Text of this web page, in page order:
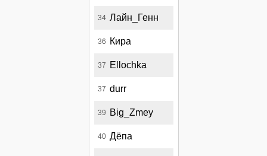
34 Лайн_Генн
36 Кира
37 Ellochka
37 durr
39 Big_Zmey
40 Дёпа